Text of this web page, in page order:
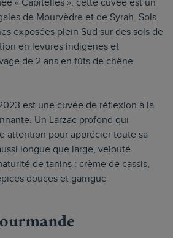
« Capitelles », cette cuvée est un
de Mourvèdre et de Syrah. Sols
exposées plein Sud sur des sols de
en levures indigènes et
de 2 ans en fûts de chêne
est une cuvée de réflexion à la
Un Larzac profond qui
attention pour apprécier toute sa
longue que large, velouté
de tanins : crème de cassis,
douces et garrigue